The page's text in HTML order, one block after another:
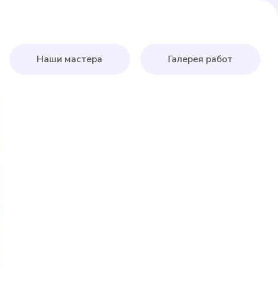
Наши мастера Галерея работ